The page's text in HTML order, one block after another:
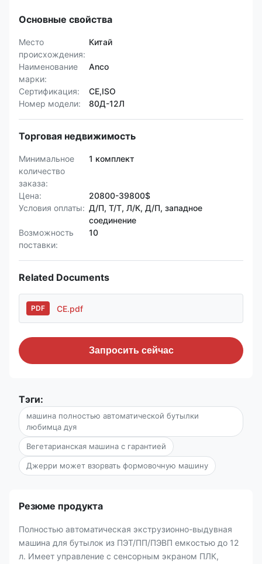
Основные свойства
Место
происхождения:
Китай
Наименование
марки:
Anco
Сертификация:
CE,ISO
Номер модели:
80Д-12Л
Торговая недвижимость
Минимальное
количество
заказа:
1 комплект
Цена:
20800-39800$
Условия оплаты: Д/П, Т/Т, Л/К, Д/П, западное
соединение
Возможность
поставки:
10
Related Documents
PDF CE.pdf
Запросить сейчас
Тэги:
машина полностью автоматической бутылки
любимца дуя
Вегетарианская машина с гарантией
Джерри может взорвать формовочную машину
Резюме продукта
Полностью автоматическая экструзионно-выдувная
машина для бутылок из ПЭТ/ПП/ПЭВП емкостью до 12
л. Имеет управление с сенсорным экраном ПЛК,